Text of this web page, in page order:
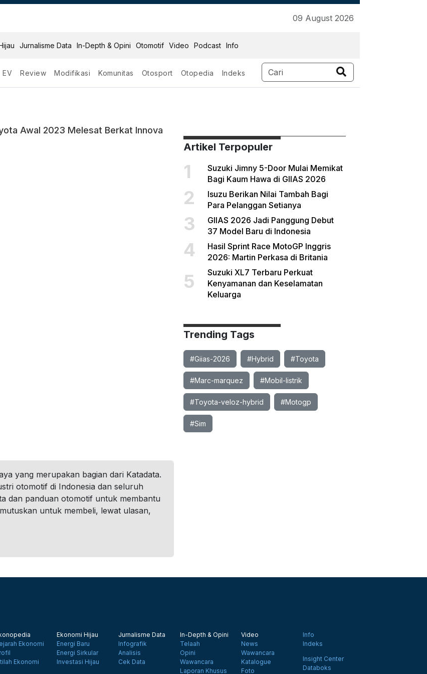
09 August 2026
Jurnalisme Data In-Depth & Opini Otomotif Video Podcast Info
EV Review Modifikasi Komunitas Otosport Otopedia Indeks
Awal 2023 Melesat Berkat Innova
Artikel Terpopuler
1
Suzuki Jimny 5-Door Mulai Memikat
Bagi Kaum Hawa di GIIAS 2026
2
Isuzu Berikan Nilai Tambah Bagi
Para Pelanggan Setianya
3
GIIAS 2026 Jadi Panggung Debut
37 Model Baru di Indonesia
4
Hasil Sprint Race MotoGP Inggris
2026: Martin Perkasa di Britania
5
Suzuki XL7 Terbaru Perkuat
Kenyamanan dan Keselamatan
Keluarga
Trending Tags
#Giias-2026 #Hybrid #Toyota
#Marc-marquez #Mobil-listrik
#Toyota-veloz-hybrid #Motogp
#Sim
yang merupakan bagian dari Katadata.
otomotif di Indonesia dan seluruh
dan panduan otomotif untuk membantu
untuk membeli, lewat ulasan,
Ekonomi
Ekonomi
Ekonomi Hijau
Energi Baru
Energi Sirkular
Investasi Hijau
Jurnalisme Data
Infografik
Analisis
Cek Data
In-Depth & Opini
Telaah
Opini
Wawancara
Laporan Khusus
Video
News
Wawancara
Katalogue
Foto
Info
Indeks
Insight Center
Databoks